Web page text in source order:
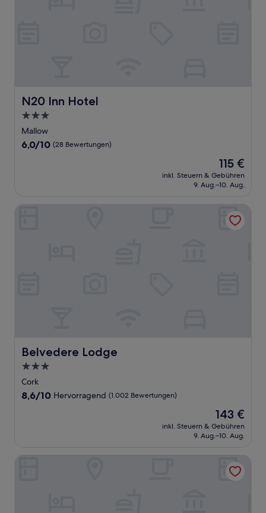
N20 Inn Hotel
N20 Inn Hotel
3.0-
Sterne-
Unterkunft
Mallow
6.0
6,0/10 (28 Bewertungen)
Der
Preis
beträgt
115 €
inkl. Steuern & Gebühren
9. Aug.–10. Aug.
Belvedere Lodge
Belvedere Lodge
3.0-
Sterne-
Unterkunft
Cork
8.6
8,6/10 Hervorragend (1.002 Bewertungen)
Der
Preis
beträgt
143 €
inkl. Steuern & Gebühren
9. Aug.–10. Aug.